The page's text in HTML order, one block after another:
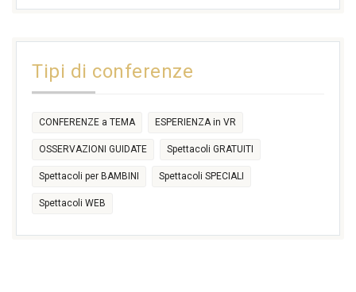
17:30
Tipi di conferenze
CONFERENZE a TEMA ESPERIENZA in VR
OSSERVAZIONI GUIDATE Spettacoli GRATUITI
Spettacoli per BAMBINI Spettacoli SPECIALI
Spettacoli WEB